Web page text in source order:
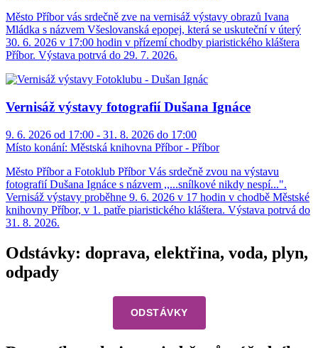
Město Příbor vás srdečně zve na vernisáž výstavy obrazů Ivana
Mládka s názvem Všeslovanská epopej, která se uskuteční v úterý
30. 6. 2026 v 17:00 hodin v přízemí chodby piaristického kláštera
Příbor. Výstava potrvá do 29. 7. 2026.
Vernisáž výstavy fotografií Dušana Ignáce
9. 6. 2026 od 17:00 - 31. 8. 2026 do 17:00
Místo konání: Městská knihovna Příbor - Příbor
Město Příbor a Fotoklub Příbor Vás srdečně zvou na výstavu
fotografií Dušana Ignáce s názvem ,,...snílkové nikdy nespí...".
Vernisáž výstavy proběhne 9. 6. 2026 v 17 hodin v chodbě Městské
knihovny Příbor, v 1. patře piaristického kláštera. Výstava potrvá do
31. 8. 2026.
Odstávky: doprava, elektřina, voda, plyn,
odpady
ODSTÁVKY